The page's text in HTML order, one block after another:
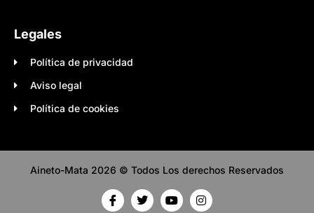
Legales
Política de privacidad
Aviso legal
Política de cookies
Aineto-Mata 2026 © Todos Los derechos Reservados